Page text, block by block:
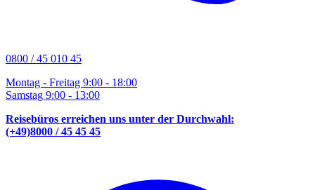
0800 / 45 010 45
Montag - Freitag 9:00 - 18:00
Samstag 9:00 - 13:00
Reisebüros erreichen uns unter der Durchwahl:
(+49)8000 / 45 45 45